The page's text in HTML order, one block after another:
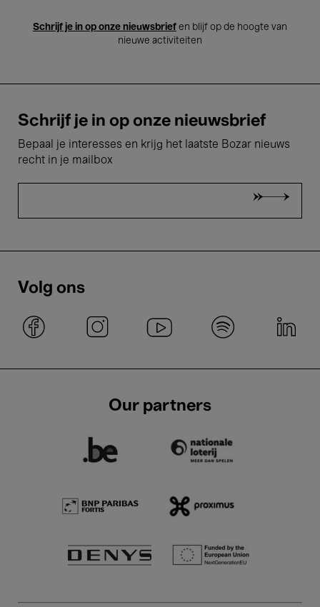
Schrijf je in op onze nieuwsbrief en blijf op de hoogte van
nieuwe activiteiten
Schrijf je in op onze nieuwsbrief
Bepaal je interesses en krijg het laatste Bozar nieuws
recht in je mailbox
Volg ons
Our partners